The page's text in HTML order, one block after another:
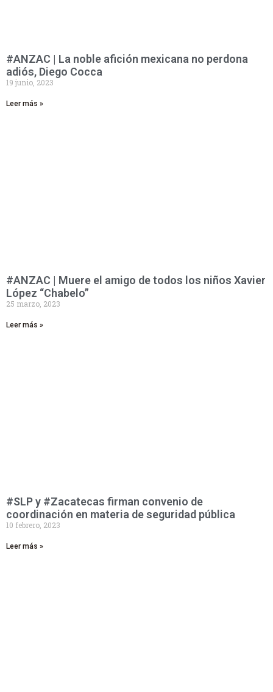
#ANZAC | La noble afición mexicana no perdona
adiós, Diego Cocca
19 junio, 2023
Leer más »
#ANZAC | Muere el amigo de todos los niños Xavier
López “Chabelo”
25 marzo, 2023
Leer más »
#SLP y #Zacatecas firman convenio de
coordinación en materia de seguridad pública
10 febrero, 2023
Leer más »